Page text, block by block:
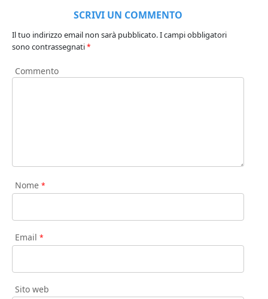
SCRIVI UN COMMENTO
Il tuo indirizzo email non sarà pubblicato.I campi obbligatori
sono contrassegnati*
Commento
Nome *
Email *
Sito web